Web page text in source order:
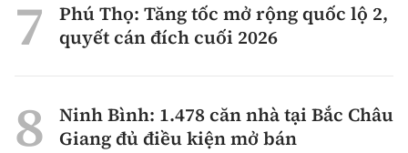
Phú Thọ: Tăng tốc mở rộng quốc lộ 2,
quyết cán đích cuối 2026
Ninh Bình: 1.478 căn nhà tại Bắc Châu
Giang đủ điều kiện mở bán